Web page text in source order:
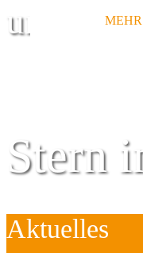
und
Stern
Aktuelles